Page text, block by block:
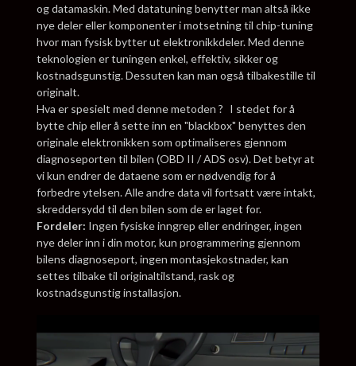
og datamaskin. Med datatuning benytter man altså ikke
nye deler eller komponenter i motsetning til chip-tuning
hvor man fysisk bytter ut elektronikkdeler. Med denne
teknologien er tuningen enkel, effektiv, sikker og
kostnadsgunstig. Dessuten kan man også tilbakestille til
originalt.
Hva er spesielt med denne metoden ? I stedet for å
bytte chip eller å sette inn en "blackbox" benyttes den
originale elektronikken som optimaliseres gjennom
diagnoseporten til bilen (OBD II / ADS osv). Det betyr at
vi kun endrer de dataene som er nødvendig for å
forbedre ytelsen. Alle andre data vil fortsatt være intakt,
skreddersydd til den bilen som de er laget for.
Fordeler: Ingen fysiske inngrep eller endringer, ingen
nye deler inn i din motor, kun programmering gjennom
bilens diagnoseport, ingen montasjekostnader, kan
settes tilbake til originaltilstand, rask og
kostnadsgunstig installasjon.